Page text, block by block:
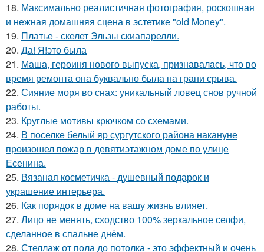
18. Максимально реалистичная фотография, роскошная
и нежная домашняя сцена в эстетике "old Money".
19. Платье - скелет Эльзы скиапарелли.
20. Да! Я!это была
21. Маша, героиня нового выпуска, признавалась, что во
время ремонта она буквально была на грани срыва.
22. Сияние моря во снах: уникальный ловец снов ручной
работы.
23. Круглые мотивы крючком со схемами.
24. В поселке белый яр сургутского района накануне
произошел пожар в девятиэтажном доме по улице
Есенина.
25. Вязаная косметичка - душевный подарок и
украшение интерьера.
26. Как порядок в доме на вашу жизнь влияет.
27. Лицо не менять, сходство 100% зеркальное селфи,
сделанное в спальне днём.
28. Стеллаж от пола до потолка - это эффектный и очень